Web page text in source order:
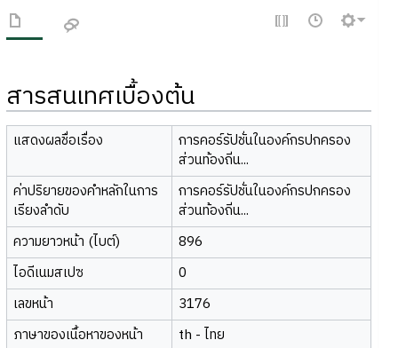
สารสนเทศเบื้องต้น
แสดงผลชื่อเรื่อง
การคอร์รัปชั่นในองค์กรปกครอง
ส่วนท้องถิ่น...
ค่าปริยายของคำหลักในการ
เรียงลำดับ
การคอร์รัปชั่นในองค์กรปกครอง
ส่วนท้องถิ่น...
ความยาวหน้า (ไบต์)
896
ไอดีเนมสเปซ
0
เลขหน้า
3176
ภาษาของเนื้อหาของหน้า
th - ไทย